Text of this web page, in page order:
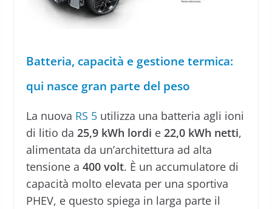
Batteria, capacità e gestione termica:
qui nasce gran parte del peso
La nuova RS 5utilizza una batteria agli ioni
di litio da 25,9 kWh lordi e 22,0 kWh netti,
alimentata da un’architettura ad alta
tensione a 400 volt. È un accumulatore di
capacità molto elevata per una sportiva
PHEV, e questo spiega in larga parte il